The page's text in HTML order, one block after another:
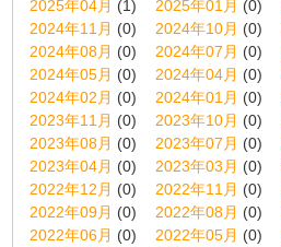
2025年04月 (1) 2025年01月 (0)
2024年11月 (0) 2024年10月 (0)
2024年08月 (0) 2024年07月 (0)
2024年05月 (0) 2024年04月 (0)
2024年02月 (0) 2024年01月 (0)
2023年11月 (0) 2023年10月 (0)
2023年08月 (0) 2023年07月 (0)
2023年04月 (0) 2023年03月 (0)
2022年12月 (0) 2022年11月 (0)
2022年09月 (0) 2022年08月 (0)
2022年06月 (0) 2022年05月 (0)